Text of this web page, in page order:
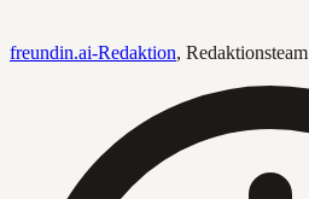
freundin.ai-Redaktion, Redaktionsteam